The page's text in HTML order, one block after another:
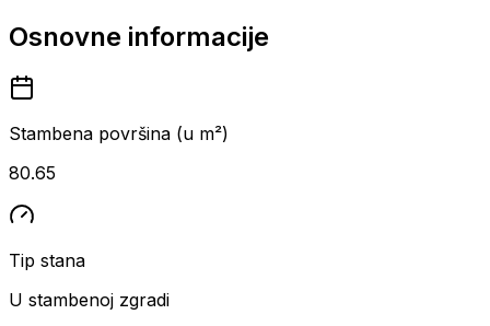
Osnovne informacije
Stambena površina (u m²)
80.65
Tip stana
U stambenoj zgradi